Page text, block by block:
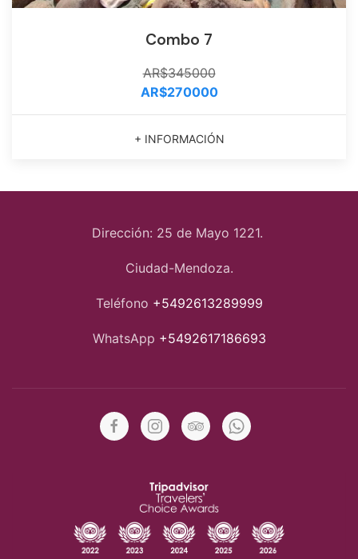
Combo 7
AR$345000
AR$270000
+ INFORMACIÓN
Dirección: 25 de Mayo 1221.
Ciudad-Mendoza.
Teléfono +5492613289999
WhatsApp +5492617186693